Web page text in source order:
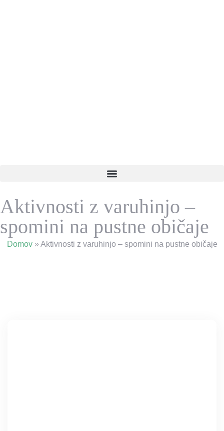
Aktivnosti z varuhinjo –
spomini na pustne običaje
Domov» Aktivnosti z varuhinjo – spomini na pustne običaje